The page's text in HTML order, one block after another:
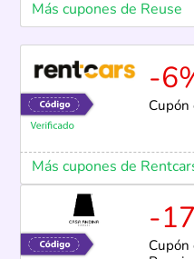
Más cupones de Reuse
-
Cupón
Más cupones de
-
Cupón